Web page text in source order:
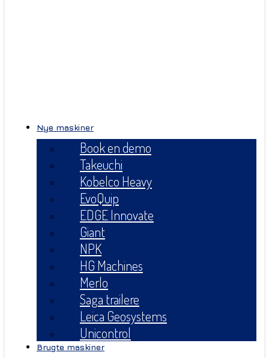
Nye maskiner
Book en demo
Takeuchi
Kobelco Heavy
EvoQuip
EDGE Innovate
Giant
NPK
HG Machines
Merlo
Saga trailere
Leica Geosystems
Unicontrol
Brugte maskiner